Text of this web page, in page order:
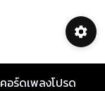
คอร์ดเพลงโปรด